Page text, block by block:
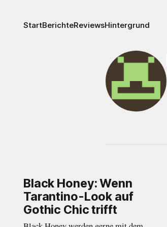
StartBerichteReviewsHintergrund
Black Honey: Wenn
Tarantino-Look auf
Gothic Chic trifft